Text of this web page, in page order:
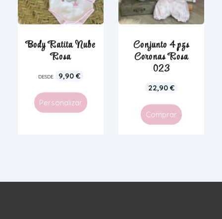
Body Ratita Nube
Rosa
DESDE 9,90 €
Personalizar
Conjunto 4 pzs
Coronas Rosa
023
22,90€
Comprar